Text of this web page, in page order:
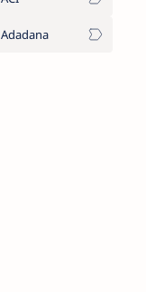
Adadana